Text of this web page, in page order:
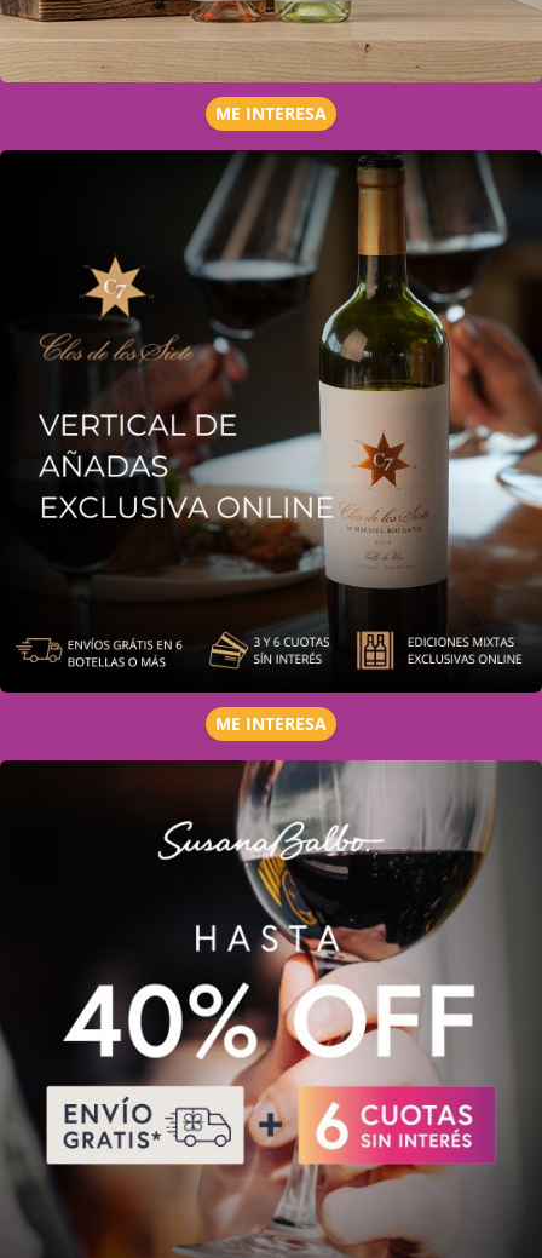
ME INTERESA
ME INTERESA